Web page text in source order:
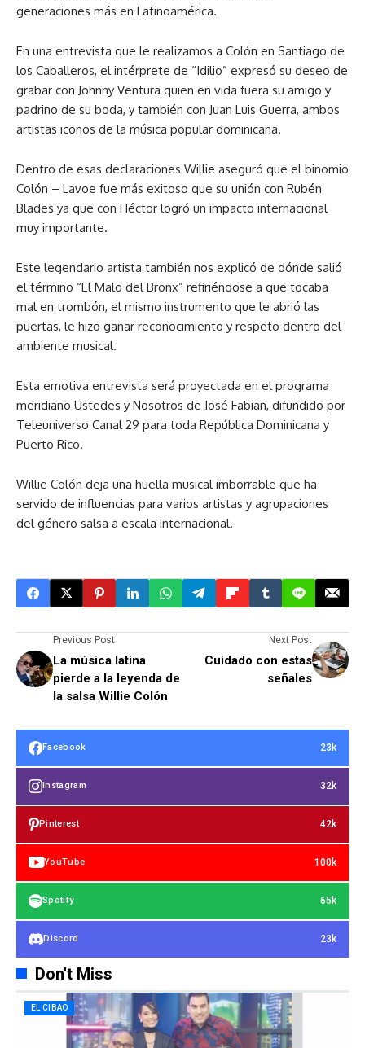
generaciones más en Latinoamérica.
En una entrevista que le realizamos a Colón en Santiago de
los Caballeros, el intérprete de “Idilio” expresó su deseo de
grabar con Johnny Ventura quien en vida fuera su amigo y
padrino de su boda, y también con Juan Luis Guerra, ambos
artistas iconos de la música popular dominicana.
Dentro de esas declaraciones Willie aseguró que el binomio
Colón – Lavoe fue más exitoso que su unión con Rubén
Blades ya que con Héctor logró un impacto internacional
muy importante.
Este legendario artista también nos explicó de dónde salió
el término “El Malo del Bronx” refiriéndose a que tocaba
mal en trombón, el mismo instrumento que le abrió las
puertas, le hizo ganar reconocimiento y respeto dentro del
ambiente musical.
Esta emotiva entrevista será proyectada en el programa
meridiano Ustedes y Nosotros de José Fabian, difundido por
Teleuniverso Canal 29 para toda República Dominicana y
Puerto Rico.
Willie Colón deja una huella musical imborrable que ha
servido de influencias para varios artistas y agrupaciones
del género salsa a escala internacional.
Previous Post
La música latina
pierde a la leyenda de
la salsa Willie Colón
Next Post
Cuidado con estas
señales
Facebook 23k
Instagram 32k
Pinterest 42k
YouTube 100k
Spotify 65k
Discord 23k
Don't Miss
EL CIBAO